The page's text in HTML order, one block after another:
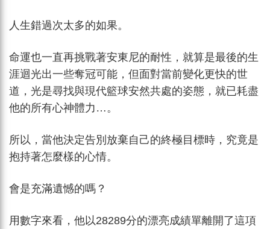
人生錯過次太多的如果。
命運也一直再挑戰著安東尼的耐性，就算是最後的生
涯迴光出一些奪冠可能，但面對當前變化更快的世
道，光是尋找與現代籃球安然共處的姿態，就已耗盡
他的所有心神體力…。
所以，當他決定告別放棄自己的終極目標時，究竟是
抱持著怎麼樣的心情。
會是充滿遺憾的嗎？
用數字來看，他以28289分的漂亮成績單離開了這項